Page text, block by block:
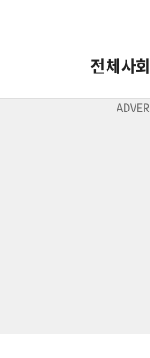
전체사회